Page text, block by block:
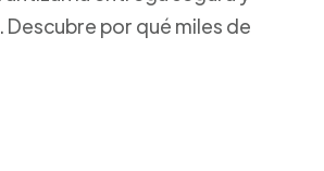
por qué miles de